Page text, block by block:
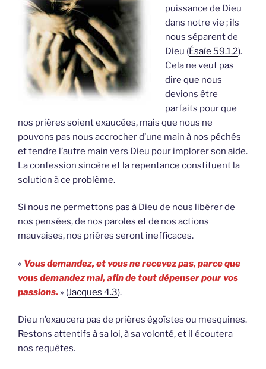
puissance de Dieu
dans notre vie ; ils
nous séparent de
Dieu (Ésaïe 59.1,2).
Cela ne veut pas
dire que nous
devions être
parfaits pour que
nos prières soient exaucées, mais que nous ne
pouvons pas nous accrocher d’une main à nos péchés
et tendre l’autre main vers Dieu pour implorer son aide.
La confession sincère et la repentance constituent la
solution à ce problème.
Si nous ne permettons pas à Dieu de nous libérer de
nos pensées, de nos paroles et de nos actions
mauvaises, nos prières seront inefficaces.
« Vous demandez, et vous ne recevez pas, parce que
vous demandez mal, afin de tout dépenser pour vos
passions. » (Jacques 4.3).
Dieu n’exaucera pas de prières égoïstes ou mesquines.
Restons attentifs à sa loi, à sa volonté, et il écoutera
nos requêtes.